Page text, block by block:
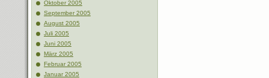
Oktober 2005
September 2005
August 2005
Juli 2005
Juni 2005
März 2005
Februar 2005
Januar 2005